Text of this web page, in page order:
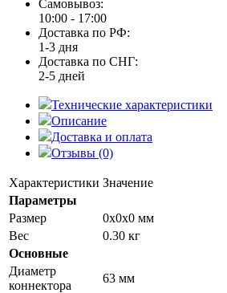
Самовывоз:
10:00 - 17:00
Доставка по РФ:
1-3 дня
Доставка по СНГ:
2-5 дней
Технические характеристики
Описание
Доставка и оплата
Отзывы (0)
Характеристики Значение
Параметры
Размер
0x0x0 мм
Вес
0.30 кг
Основные
Диаметр
коннектора
63 мм